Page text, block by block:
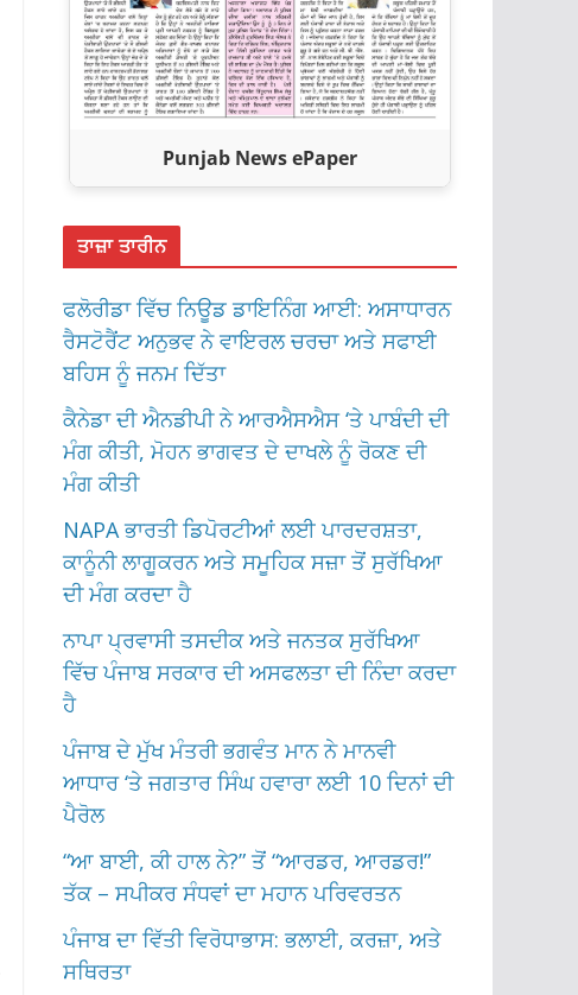
Punjab News ePaper
ਤਾਜ਼ਾ ਤਾਰੀਨ
ਫਲੋਰੀਡਾ ਵਿੱਚ ਨਿਊਡ ਡਾਇਨਿੰਗ ਆਈ: ਅਸਾਧਾਰਨ
ਰੈਸਟੋਰੈਂਟ ਅਨੁਭਵ ਨੇ ਵਾਇਰਲ ਚਰਚਾ ਅਤੇ ਸਫਾਈ
ਬਹਿਸ ਨੂੰ ਜਨਮ ਦਿੱਤਾ
ਕੈਨੇਡਾ ਦੀ ਐਨਡੀਪੀ ਨੇ ਆਰਐਸਐਸ ‘ਤੇ ਪਾਬੰਦੀ ਦੀ
ਮੰਗ ਕੀਤੀ, ਮੋਹਨ ਭਾਗਵਤ ਦੇ ਦਾਖਲੇ ਨੂੰ ਰੋਕਣ ਦੀ
ਮੰਗ ਕੀਤੀ
NAPA ਭਾਰਤੀ ਡਿਪੋਰਟੀਆਂ ਲਈ ਪਾਰਦਰਸ਼ਤਾ,
ਕਾਨੂੰਨੀ ਲਾਗੂਕਰਨ ਅਤੇ ਸਮੂਹਿਕ ਸਜ਼ਾ ਤੋਂ ਸੁਰੱਖਿਆ
ਦੀ ਮੰਗ ਕਰਦਾ ਹੈ
ਨਾਪਾ ਪ੍ਰਵਾਸੀ ਤਸਦੀਕ ਅਤੇ ਜਨਤਕ ਸੁਰੱਖਿਆ
ਵਿੱਚ ਪੰਜਾਬ ਸਰਕਾਰ ਦੀ ਅਸਫਲਤਾ ਦੀ ਨਿੰਦਾ ਕਰਦਾ
ਹੈ
ਪੰਜਾਬ ਦੇ ਮੁੱਖ ਮੰਤਰੀ ਭਗਵੰਤ ਮਾਨ ਨੇ ਮਾਨਵੀ
ਆਧਾਰ ‘ਤੇ ਜਗਤਾਰ ਸਿੰਘ ਹਵਾਰਾ ਲਈ 10 ਦਿਨਾਂ ਦੀ
ਪੈਰੋਲ
“ਆ ਬਾਈ, ਕੀ ਹਾਲ ਨੇ?” ਤੋਂ “ਆਰਡਰ, ਆਰਡਰ!”
ਤੱਕ – ਸਪੀਕਰ ਸੰਧਵਾਂ ਦਾ ਮਹਾਨ ਪਰਿਵਰਤਨ
ਪੰਜਾਬ ਦਾ ਵਿੱਤੀ ਵਿਰੋਧਾਭਾਸ: ਭਲਾਈ, ਕਰਜ਼ਾ, ਅਤੇ
ਸਥਿਰਤਾ